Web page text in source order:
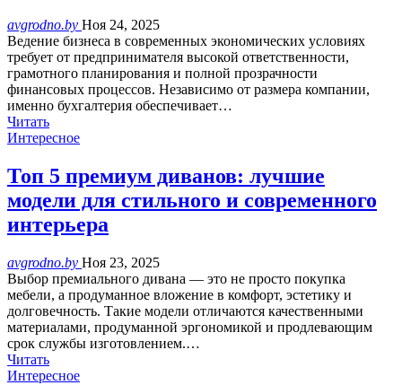
avgrodno.by Ноя 24, 2025
Ведение бизнеса в современных экономических условиях
требует от предпринимателя высокой ответственности,
грамотного планирования и полной прозрачности
финансовых процессов. Независимо от размера компании,
именно бухгалтерия обеспечивает…
Читать
Интересное
Топ 5 премиум диванов: лучшие
модели для стильного и современного
интерьера
avgrodno.by Ноя 23, 2025
Выбор премиального дивана — это не просто покупка
мебели, а продуманное вложение в комфорт, эстетику и
долговечность. Такие модели отличаются качественными
материалами, продуманной эргономикой и продлевающим
срок службы изготовлением.…
Читать
Интересное